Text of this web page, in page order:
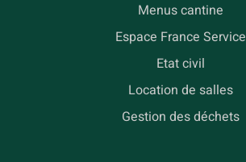
Menus cantine
Espace France Service
Etat civil
Location de salles
Gestion des déchets